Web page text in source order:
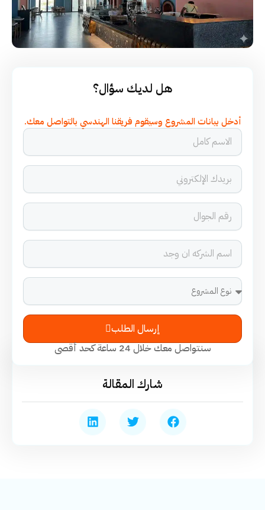
هل لديك سؤال؟
أدخل بيانات المشروع وسيقوم فريقنا الهندسي بالتواصل معك.
إرسال الطلب
سنتواصل معك خلال 24 ساعة كحد أقصى
شارك المقالة